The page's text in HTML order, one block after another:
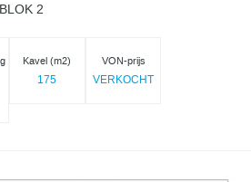
2
Kavel (m2)
175
VON-prijs
VERKOCHT